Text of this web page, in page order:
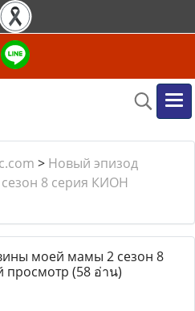
> Новый эпизод
8 серия КИОН
моей мамы 2 сезон 8
просмотр (58 อ่าน)